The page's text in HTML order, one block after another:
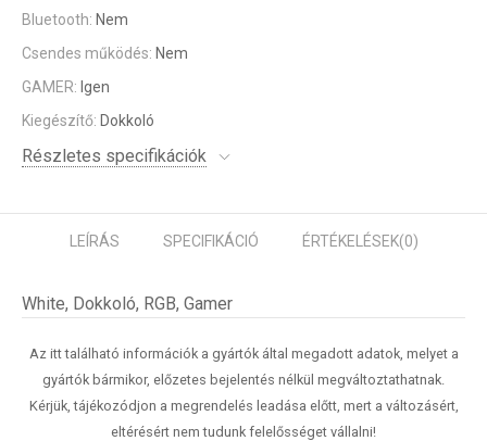
Bluetooth: Nem
Csendes működés: Nem
GAMER: Igen
Kiegészítő: Dokkoló
Részletes specifikációk
LEÍRÁS SPECIFIKÁCIÓ ÉRTÉKELÉSEK(0)
White, Dokkoló, RGB, Gamer
Az itt található információk a gyártók által megadott adatok, melyet a
gyártók bármikor, előzetes bejelentés nélkül megváltoztathatnak.
Kérjük, tájékozódjon a megrendelés leadása előtt, mert a változásért,
eltérésért nem tudunk felelősséget vállalni!